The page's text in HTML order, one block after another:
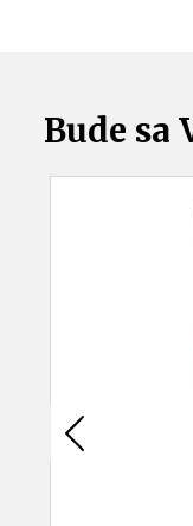
Bude sa